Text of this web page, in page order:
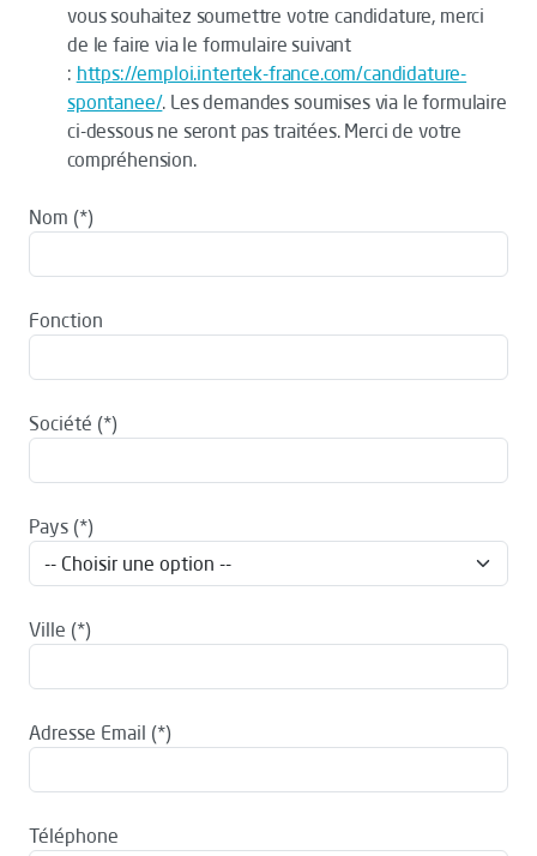
vous souhaitez soumettre votre candidature, merci
de le faire via le formulaire suivant
: https://emploi.intertek-france.com/candidature-
spontanee/. Les demandes soumises via le formulaire
ci-dessous ne seront pas traitées. Merci de votre
compréhension.
Nom
Fonction
Société
Pays
Ville
Adresse Email
Téléphone